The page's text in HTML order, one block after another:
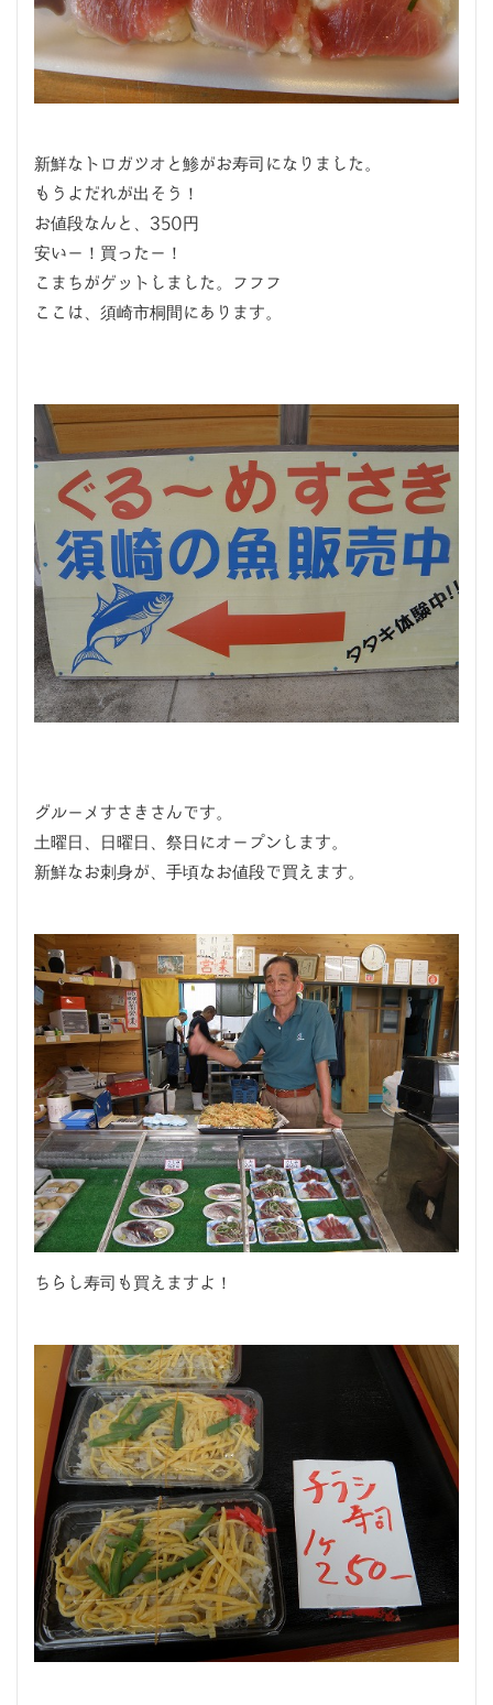
新鮮なトロガツオと鯵がお寿司になりました。
もうよだれが出そう！
お値段なんと、350円
安いー！買ったー！
こまちがゲットしました。フフフ
ここは、須崎市桐間にあります。
グルーメすさきさんです。
土曜日、日曜日、祭日にオープンします。
新鮮なお刺身が、手頃なお値段で買えます。
ちらし寿司も買えますよ！